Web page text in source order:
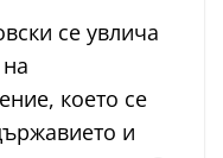
се увлича
което се
и